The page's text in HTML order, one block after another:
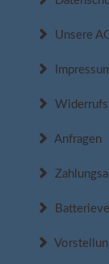
Unsere
Anfragen